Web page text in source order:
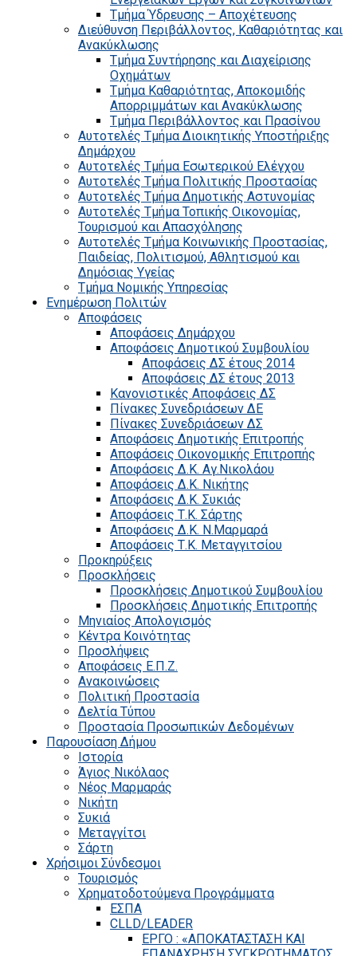
Τμήμα Ύδρευσης – Αποχέτευσης
Διεύθυνση Περιβάλλοντος, Καθαριότητας και
Ανακύκλωσης
Τμήμα Συντήρησης και Διαχείρισης
Οχημάτων
Τμήμα Καθαριότητας, Αποκομιδής
Απορριμμάτων και Ανακύκλωσης
Τμήμα Περιβάλλοντος και Πρασίνου
Αυτοτελές Τμήμα Διοικητικής Υποστήριξης
Δημάρχου
Αυτοτελές Τμήμα Εσωτερικού Ελέγχου
Αυτοτελές Τμήμα Πολιτικής Προστασίας
Αυτοτελές Τμήμα Δημοτικής Αστυνομίας
Αυτοτελές Τμήμα Τοπικής Οικονομίας,
Τουρισμού και Απασχόλησης
Αυτοτελές Τμήμα Κοινωνικής Προστασίας,
Παιδείας, Πολιτισμού, Αθλητισμού και
Δημόσιας Υγείας
Τμήμα Νομικής Υπηρεσίας
Ενημέρωση Πολιτών
Αποφάσεις
Αποφάσεις Δημάρχου
Αποφάσεις Δημοτικού Συμβουλίου
Αποφάσεις ΔΣ έτους 2014
Αποφάσεις ΔΣ έτους 2013
Κανονιστικές Αποφάσεις ΔΣ
Πίνακες Συνεδριάσεων ΔΕ
Πίνακες Συνεδριάσεων ΔΣ
Αποφάσεις Δημοτικής Επιτροπής
Αποφάσεις Οικονομικής Επιτροπής
Αποφάσεις Δ.Κ. Αγ.Νικολάου
Αποφάσεις Δ.Κ. Νικήτης
Αποφάσεις Δ.Κ. Συκιάς
Αποφάσεις Τ.Κ. Σάρτης
Αποφάσεις Δ.Κ. Ν.Μαρμαρά
Αποφάσεις Τ.Κ. Μεταγγιτσίου
Προκηρύξεις
Προσκλήσεις
Προσκλήσεις Δημοτικού Συμβουλίου
Προσκλήσεις Δημοτικής Επιτροπής
Μηνιαίος Απολογισμός
Κέντρα Κοινότητας
Προσλήψεις
Αποφάσεις Ε.Π.Ζ.
Ανακοινώσεις
Πολιτική Προστασία
Δελτία Τύπου
Προστασία Προσωπικών Δεδομένων
Παρουσίαση Δήμου
Ιστορία
Άγιος Νικόλαος
Νέος Μαρμαράς
Νικήτη
Συκιά
Μεταγγίτσι
Σάρτη
Χρήσιμοι Σύνδεσμοι
Τουρισμός
Χρηματοδοτούμενα Προγράμματα
ΕΣΠΑ
CLLD/LEADER
ΕΡΓΟ : «ΑΠΟΚΑΤΑΣΤΑΣΗ ΚΑΙ